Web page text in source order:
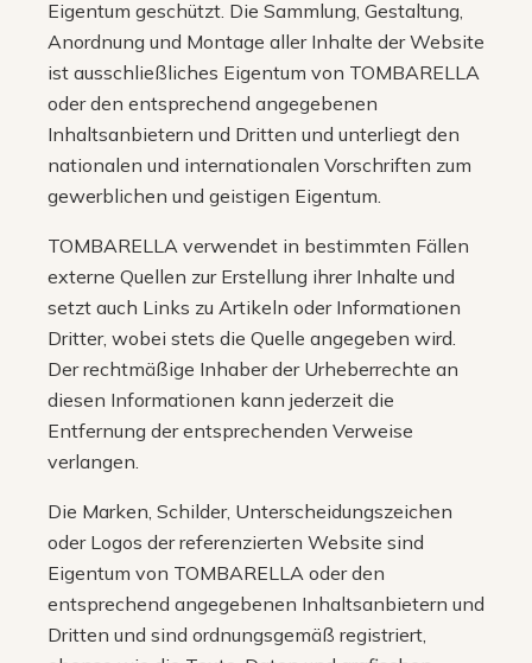
Eigentum geschützt. Die Sammlung, Gestaltung,
Anordnung und Montage aller Inhalte der Website
ist ausschließliches Eigentum von TOMBARELLA
oder den entsprechend angegebenen
Inhaltsanbietern und Dritten und unterliegt den
nationalen und internationalen Vorschriften zum
gewerblichen und geistigen Eigentum.
TOMBARELLA verwendet in bestimmten Fällen
externe Quellen zur Erstellung ihrer Inhalte und
setzt auch Links zu Artikeln oder Informationen
Dritter, wobei stets die Quelle angegeben wird.
Der rechtmäßige Inhaber der Urheberrechte an
diesen Informationen kann jederzeit die
Entfernung der entsprechenden Verweise
verlangen.
Die Marken, Schilder, Unterscheidungszeichen
oder Logos der referenzierten Website sind
Eigentum von TOMBARELLA oder den
entsprechend angegebenen Inhaltsanbietern und
Dritten und sind ordnungsgemäß registriert,